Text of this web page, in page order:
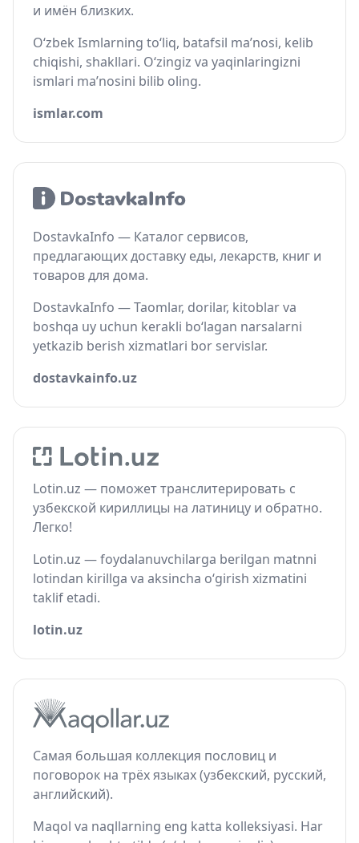
и имён близких.
O‘zbek Ismlarning to‘liq, batafsil ma’nosi, kelib
chiqishi, shakllari. O‘zingiz va yaqinlaringizni
ismlari ma’nosini bilib oling.
ismlar.com
DostavkaInfo — Каталог сервисов,
предлагающих доставку еды, лекарств, книг и
товаров для дома.
DostavkaInfo — Taomlar, dorilar, kitoblar va
boshqa uy uchun kerakli bo‘lagan narsalarni
yetkazib berish xizmatlari bor servislar.
dostavkainfo.uz
Lotin.uz — поможет транслитерировать с
узбекской кириллицы на латиницу и обратно.
Легко!
Lotin.uz — foydalanuvchilarga berilgan matnni
lotindan kirillga va aksincha o‘girish xizmatini
taklif etadi.
lotin.uz
Самая большая коллекция пословиц и
поговорок на трёх языках (узбекский, русский,
английский).
Maqol va naqllarning eng katta kolleksiyasi. Har